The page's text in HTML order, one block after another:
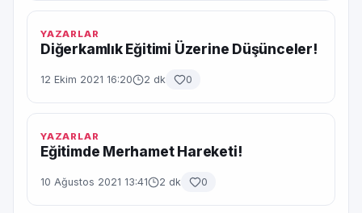
YAZARLAR
Diğerkamlık Eğitimi Üzerine Düşünceler!
12 Ekim 2021 16:20 2 dk 0
YAZARLAR
Eğitimde Merhamet Hareketi!
10 Ağustos 2021 13:41 2 dk 0